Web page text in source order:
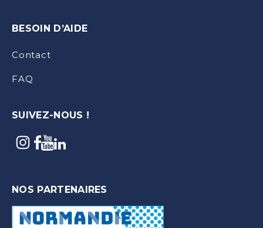
BESOIN D’AIDE
Contact
FAQ
SUIVEZ-NOUS !
NOS PARTENAIRES